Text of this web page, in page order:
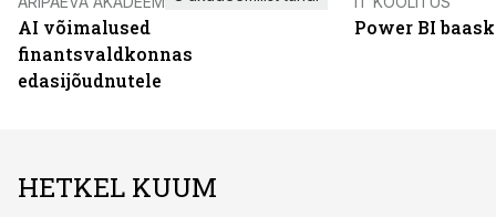
AI võimalused
finantsvaldkonnas
edasijõudnutele
Power BI
HETKEL KUUM